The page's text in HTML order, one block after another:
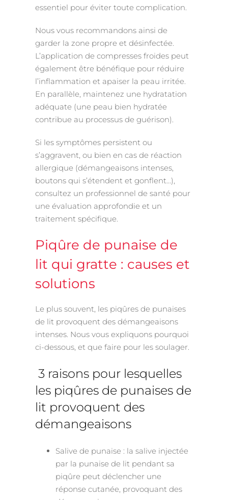
essentiel pour éviter toute complication.
Nous vous recommandons ainsi de
garder la zone propre et désinfectée.
L’application de compresses froides peut
également être bénéfique pour réduire
l’inflammation et apaiser la peau irritée.
En parallèle, maintenez une hydratation
adéquate (une peau bien hydratée
contribue au processus de guérison).
Si les symptômes persistent ou
s’aggravent, ou bien en cas de réaction
allergique (démangeaisons intenses,
boutons qui s’étendent et gonflent…),
consultez un professionnel de santé pour
une évaluation approfondie et un
traitement spécifique.
Piqûre de punaise de
lit qui gratte : causes et
solutions
Le plus souvent, les piqûres de punaises
de lit provoquent des démangeaisons
intenses. Nous vous expliquons pourquoi
ci-dessous, et que faire pour les soulager.
3 raisons pour lesquelles
les piqûres de punaises de
lit provoquent des
démangeaisons
Salive de punaise : la salive injectée
par la punaise de lit pendant sa
piqûre peut déclencher une
réponse cutanée, provoquant des